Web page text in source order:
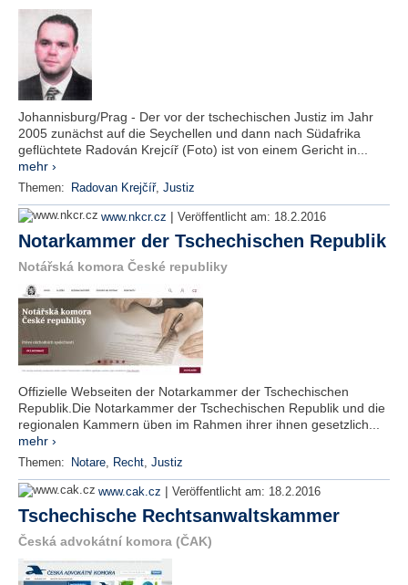
Johannisburg/Prag - Der vor der tschechischen Justiz im Jahr
2005 zunächst auf die Seychellen und dann nach Südafrika
geflüchtete Radován Krejcíř (Foto) ist von einem Gericht in...
mehr ›
Themen: Radovan Krejčíř, Justiz
www.nkcr.cz | Veröffentlicht am: 18.2.2016
Notarkammer der Tschechischen Republik
Notářská komora České republiky
Offizielle Webseiten der Notarkammer der Tschechischen
Republik.Die Notarkammer der Tschechischen Republik und die
regionalen Kammern üben im Rahmen ihrer ihnen gesetzlich...
mehr ›
Themen: Notare, Recht, Justiz
www.cak.cz | Veröffentlicht am: 18.2.2016
Tschechische Rechtsanwaltskammer
Česká advokátní komora (ČAK)